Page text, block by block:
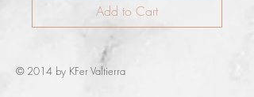
Add to Cart
© 2014 by KFer Valtierra